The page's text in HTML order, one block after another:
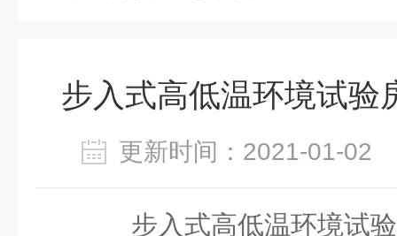
步入式高低温环境试验
更新时间：2021-01-
步入式高低温环境试